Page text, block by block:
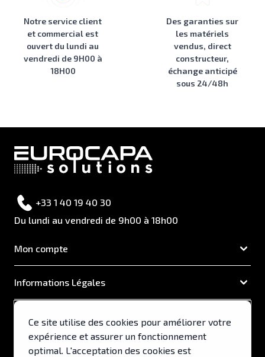
Notre service client
et commercial est
ouvert du lundi au
vendredi de 9H00 à
18H00
Des garanties sur
les matériels
vendus, direct
constructeur,
échange anticipé
sous 24/48h
+33 1 40 19 40 30
Du lundi au vendredi de 9h00 à 18h00
Mon compte
Informations Légales
Support & Services
Ce site utilise des cookies pour améliorer votre
expérience et assurer un fonctionnement
optimal. L'acceptation des cookies est